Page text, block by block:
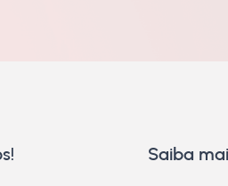
Saiba